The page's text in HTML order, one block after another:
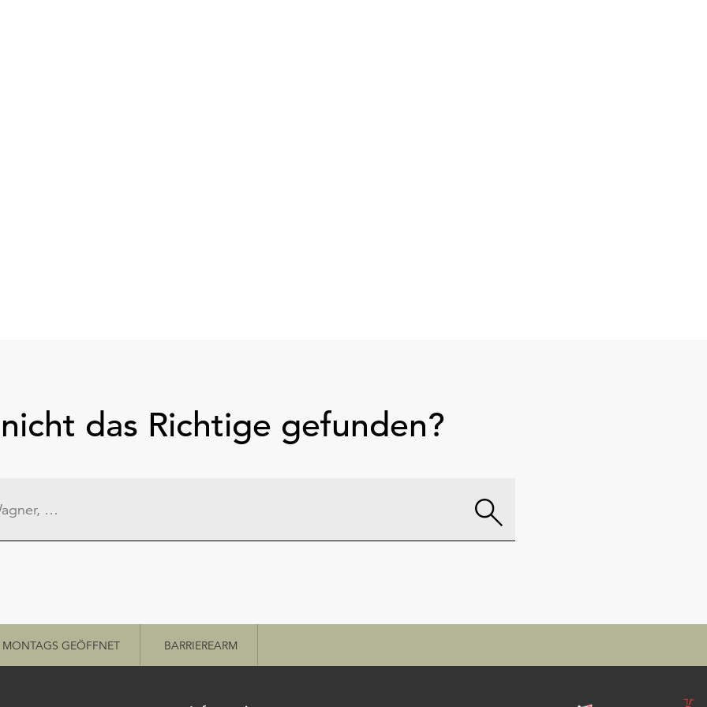
das Richtige gefunden?
MONTAGS GEÖFFNET BARRIEREARM